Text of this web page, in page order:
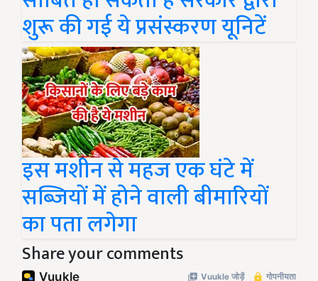
शुरू की गई ये प्रसंस्करण यूनिटें
इस मशीन से महज एक घंटे में
सब्जियों में होने वाली बीमारियों
का पता लगेगा
Share your comments